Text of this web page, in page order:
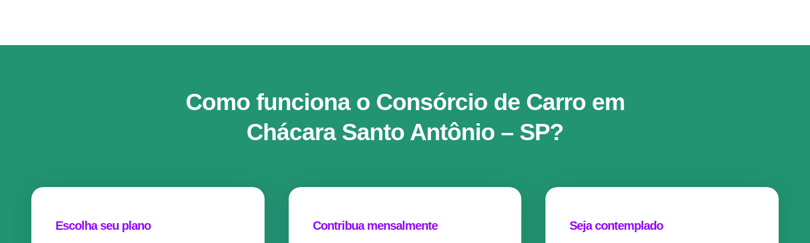
Como funciona o Consórcio de Carro em
Chácara Santo Antônio – SP?
Escolha seu plano Contribua mensalmente Seja contemplado